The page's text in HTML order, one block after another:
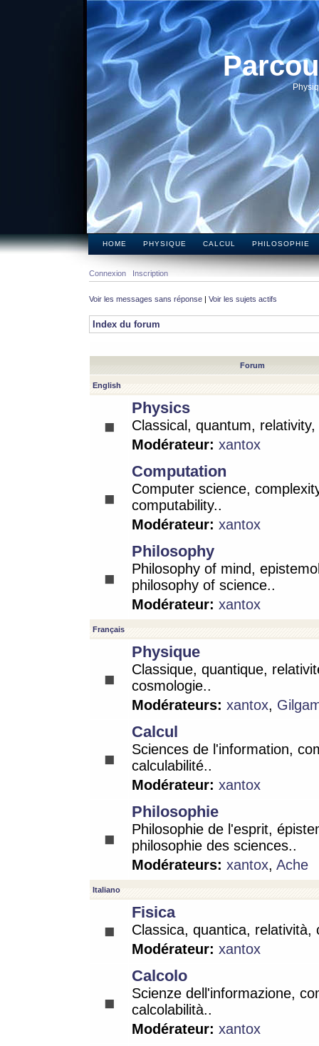
HOME PHYSIQUE CALCUL PHILOSOPHIE
Connexion Inscription
Voir les messages sans réponse | Voir les sujets actifs
Index du forum
Forum
English
Physics
Classical, quantum,
Modérateur: xantox
Computation
Computer science,
computability..
Modérateur: xantox
Philosophy
Philosophy of mind,
philosophy of science..
Modérateur: xantox
Français
Physique
Classique, quantique,
cosmologie..
Modérateurs: xantox,
Calcul
Sciences de l'information,
calculabilité..
Modérateur: xantox
Philosophie
Philosophie de l'esprit,
philosophie des sciences..
Modérateurs: xantox, Ache
Italiano
Fisica
Classica, quantica, relatività,
Modérateur: xantox
Calcolo
Scienze dell'informazione,
calcolabilità..
Modérateur: xantox